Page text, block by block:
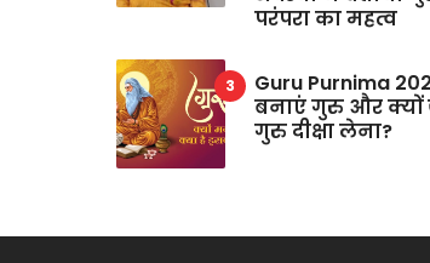
परंपरा का महत्व
Guru Purnima
बनाएं गुरु और क्यों
गुरु दीक्षा लेना?